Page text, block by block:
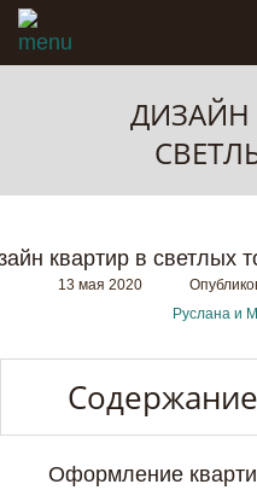
ДИЗАЙН
13 мая 2020
Руслана и
Оформление